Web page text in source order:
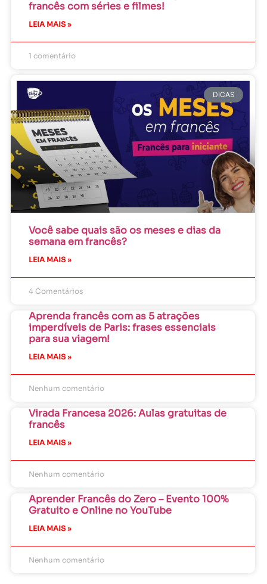
francês com séries e filmes!
LEIA MAIS »
1 comentário
DICAS
Você sabe quais são os meses e dias da
semana em francês?
LEIA MAIS »
4 Comentários
Aprenda francês com as 5 atrações
imperdíveis de Paris: frases essenciais
para sua viagem!
LEIA MAIS »
Nenhum comentário
Virada Francesa 2026: Aulas gratuitas de
francês
LEIA MAIS »
Nenhum comentário
Aprender Francês do Zero – Evento 100%
Gratuito e Online no YouTube
LEIA MAIS »
Nenhum comentário